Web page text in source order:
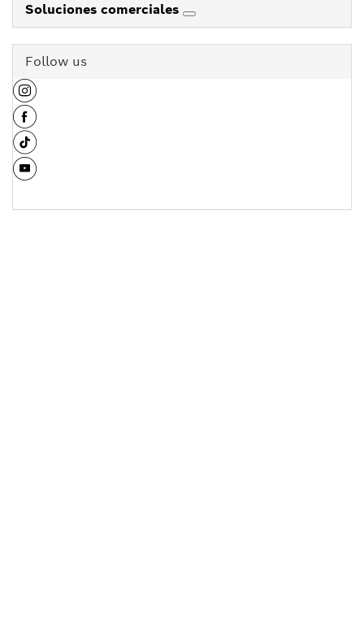
Soluciones comerciales
Follow us